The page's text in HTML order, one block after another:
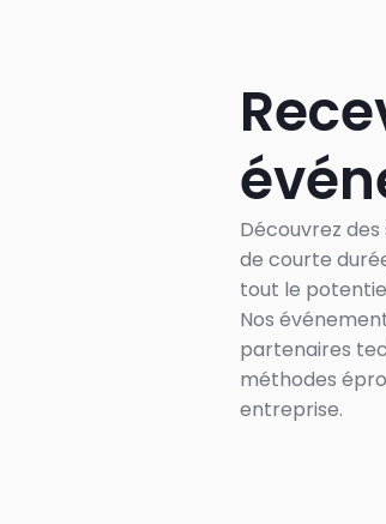
Découvrez
de courte
tout le
Nos
partenaires
méthodes
entreprise.